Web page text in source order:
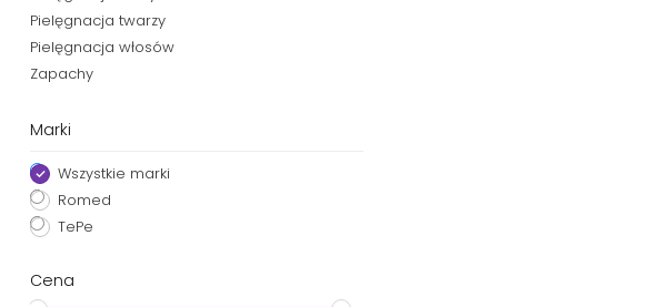
Pielęgnacja twarzy
Pielęgnacja włosów
Zapachy
Marki
Wszystkie marki
Romed
TePe
Cena